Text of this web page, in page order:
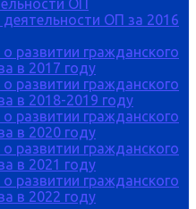
ОП
ОП за 2016
развитии гражданского
в 2017 году
развитии гражданского
в 2018-2019 году
развитии гражданского
в 2020 году
развитии гражданского
в 2021 году
развитии гражданского
в 2022 году